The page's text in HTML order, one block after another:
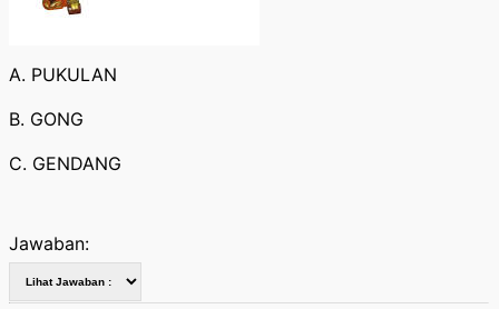
A. PUKULAN
B. GONG
C. GENDANG
Jawaban: